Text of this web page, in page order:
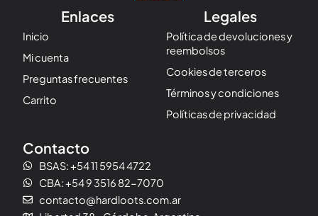
Enlaces
Inicio
Mi cuenta
Preguntas frecuentes
Carrito
Legales
Política de devoluciones y
reembolsos
Cookies de terceros
Términos y condiciones
Políticas de privacidad
Contacto
BSAS: +54 11 5954 4722
CBA: +54 9 3516 82-7070
contacto@hardloots.com.ar